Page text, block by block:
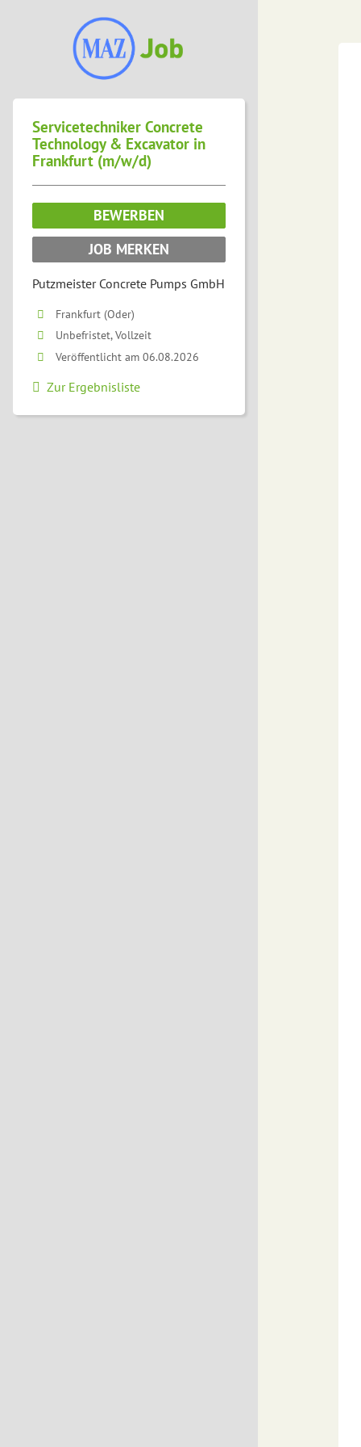
Servicetechniker Concrete
Technology & Excavator in
Frankfurt (m/w/d)
BEWERBEN
JOB MERKEN
Putzmeister Concrete Pumps GmbH
Frankfurt (Oder)
Unbefristet, Vollzeit
Veröffentlicht am 06.08.2026
Zur Ergebnisliste